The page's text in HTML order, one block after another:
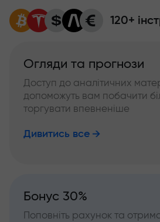
120+
Огляди та прогнози
Доступ до аналітичних
допоможуть вам побачити
торгувати впевненіше
Дивитись все
Бонус 30%
Поповніть рахунок та